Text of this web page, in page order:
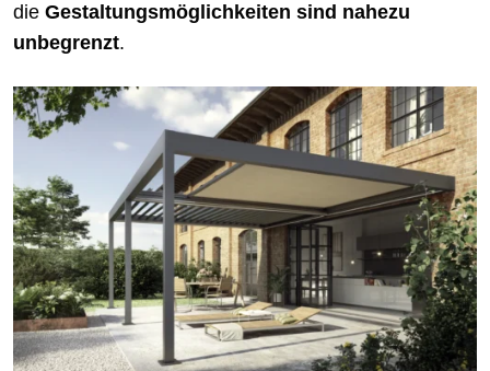
die Gestaltungsmöglichkeiten sind nahezu
unbegrenzt.